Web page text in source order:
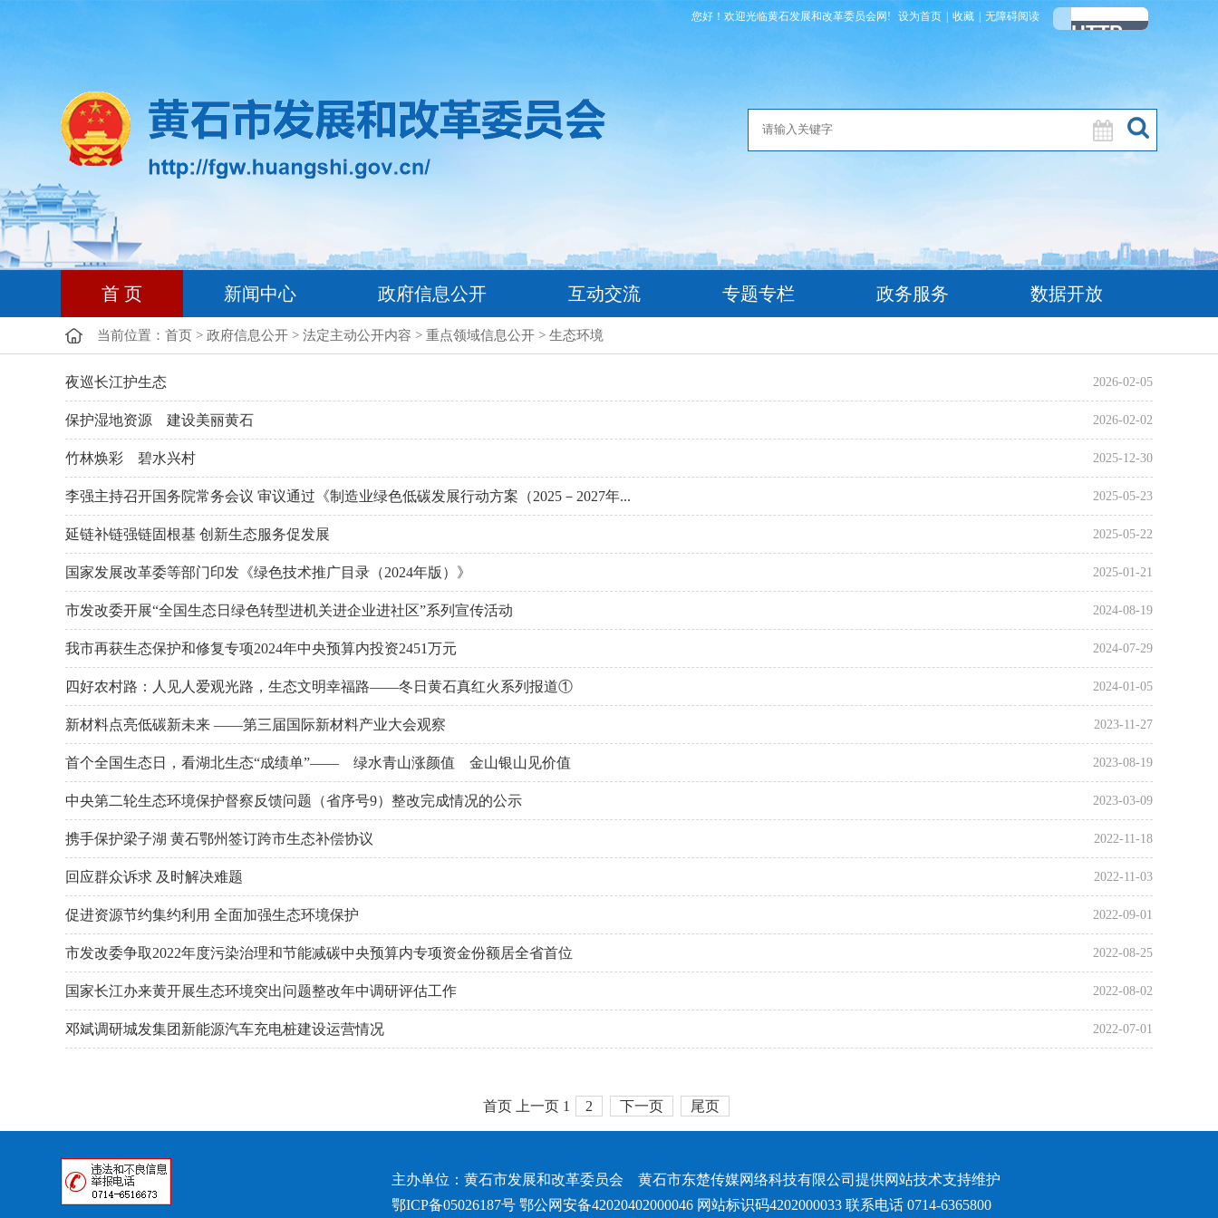
您好！欢迎光临黄石发展和改革委员会网! 设为首页 收藏 无障碍阅读
首 页 新闻中心 政府信息公开 互动交流 专题专栏 政务服务 数据开放
当前位置： 首页 > 政府信息公开 > 法定主动公开内容 > 重点领域信息公开 > 生态环境
2026-02-05
夜巡长江护生态
2026-02-02
保护湿地资源 建设美丽黄石
2025-12-30
竹林焕彩 碧水兴村
2025-05-23
李强主持召开国务院常务会议 审议通过《制造业绿色低碳发展行动方案（2025－2027年...
2025-05-22
延链补链强链固根基 创新生态服务促发展
2025-01-21
国家发展改革委等部门印发《绿色技术推广目录（2024年版）》
2024-08-19
市发改委开展“全国生态日绿色转型进机关进企业进社区”系列宣传活动
2024-07-29
我市再获生态保护和修复专项2024年中央预算内投资2451万元
2024-01-05
四好农村路：人见人爱观光路，生态文明幸福路——冬日黄石真红火系列报道①
2023-11-27
新材料点亮低碳新未来 ——第三届国际新材料产业大会观察
2023-08-19
首个全国生态日，看湖北生态“成绩单”—— 绿水青山涨颜值 金山银山见价值
2023-03-09
中央第二轮生态环境保护督察反馈问题（省序号9）整改完成情况的公示
2022-11-18
携手保护梁子湖 黄石鄂州签订跨市生态补偿协议
2022-11-03
回应群众诉求 及时解决难题
2022-09-01
促进资源节约集约利用 全面加强生态环境保护
2022-08-25
市发改委争取2022年度污染治理和节能减碳中央预算内专项资金份额居全省首位
2022-08-02
国家长江办来黄开展生态环境突出问题整改年中调研评估工作
2022-07-01
邓斌调研城发集团新能源汽车充电桩建设运营情况
首页 上一页 1 2 下一页 尾页
主办单位：黄石市发展和改革委员会 黄石市东楚传媒网络科技有限公司提供网站技术支持维护
鄂ICP备05026187号 鄂公网安备42020402000046 网站标识码4202000033 联系电话 0714-6365800